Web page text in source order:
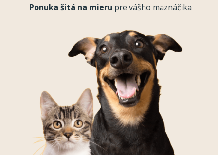
Ponuka šitá na mieru pre vášho maznáčika